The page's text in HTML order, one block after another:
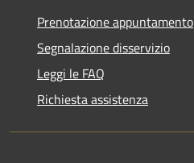
Prenotazione appuntamento
Segnalazione disservizio
Leggi le FAQ
Richiesta assistenza